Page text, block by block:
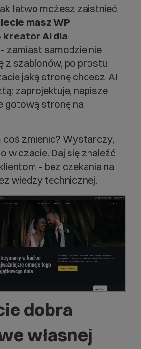
łatwo możesz zaistnieć
masz WP
kreator AI dla
– zamiast samodzielnie
z szablonów, po prostu
jaką stronę chcesz. AI
zaprojektuje, napisze
gotową stronę na
coś zmienić? Wystarczy,
w czacie. Daj się znaleźć
– bez czekania na
wiedzy technicznej.
dobra
własnej